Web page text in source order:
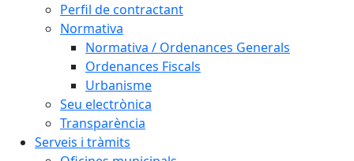
Perfil de contractant
Normativa
Normativa / Ordenances Generals
Ordenances Fiscals
Urbanisme
Seu electrònica
Transparència
Serveis i tràmits